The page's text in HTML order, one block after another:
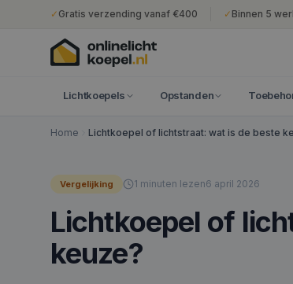
✓ Gratis verzending vanaf €400 ✓ Binnen 5
Lichtkoepels Opstanden
Home Lichtkoepel of lichtstraat: wat is de beste
Vergelijking 1 minuten lezen6 april 2026
Lichtkoepel of
keuze?